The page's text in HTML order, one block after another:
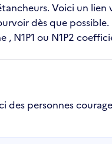
Voici un
dès que possible.
N1P1 ou N1P2
des personnes